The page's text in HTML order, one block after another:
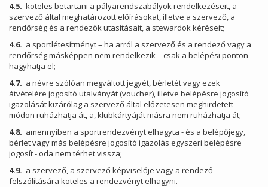
4.5. köteles betartani a pályarendszabályok rendelkezéseit, a
szervező által meghatározott előírásokat, illetve a szervező, a
rendőrség és a rendezők utasításait, a stewardok kéréseit;
4.6. a sportlétesítményt – ha arról a szervező és a rendező vagy a
rendőrség másképpen nem rendelkezik – csak a belépési ponton
hagyhatja el;
4.7. a névre szólóan megváltott jegyét, bérletét vagy ezek
átvételére jogosító utalványát (voucher), illetve belépésre jogosító
igazolását kizárólag a szervező által előzetesen meghirdetett
módon ruházhatja át, a, klubkártyáját másra nem ruházhatja át;
4.8. amennyiben a sportrendezvényt elhagyta - és a belépőjegy,
bérlet vagy más belépésre jogosító igazolás egyszeri belépésre
jogosít - oda nem térhet vissza;
4.9. a szervező, a szervező képviselője vagy a rendező
felszólítására köteles a rendezvényt elhagyni.